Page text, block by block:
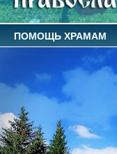
ПОМОЩЬ ХРАМАМ